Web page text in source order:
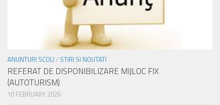
ANUNTURI SCOLI / STIRI SI NOUTATI
REFERAT DE DISPONIBILIZARE MIJLOC FIX
(AUTOTURISM)
10 FEBRUARY 2026